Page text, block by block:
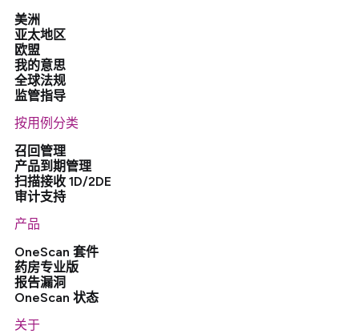
美洲
亚太地区
欧盟
我的意思
全球法规
监管指导
按用例分类
召回管理
产品到期管理
扫描接收 1D/2DE
审计支持
产品
OneScan 套件
药房专业版
报告漏洞
OneScan 状态
关于